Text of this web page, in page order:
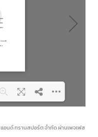
...
นด์ ทรานสปอร์ต จำกัด ผ่านเพจเฟส